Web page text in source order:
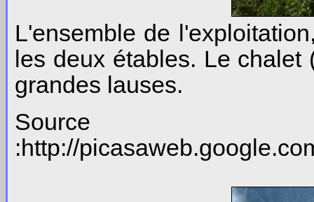
L'ensemble de
les deux étables. Le
grandes lauses.
Source
:http://